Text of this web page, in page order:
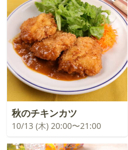
秋のチキンカツ
10/13 (木) 20:00〜21:00